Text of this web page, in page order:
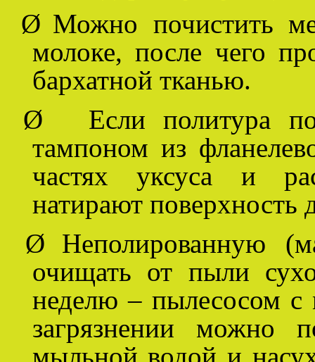
Ø Можно почистить
молоке, после чего
бархатной тканью.
Ø
Если политура
тампоном из
частях уксуса и
натирают поверхность
Ø
Неполированную
очищать от пыли
неделю – пылесосом с
загрязнении можно
мыльной водой и